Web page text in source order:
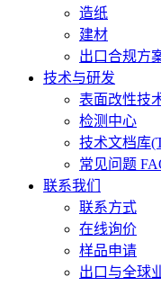
造纸
建材
出口合规方
技术与研发
表面改性技
检测中心
技术文档库
常见问题
联系我们
联系方式
在线询价
样品申请
出口与全球